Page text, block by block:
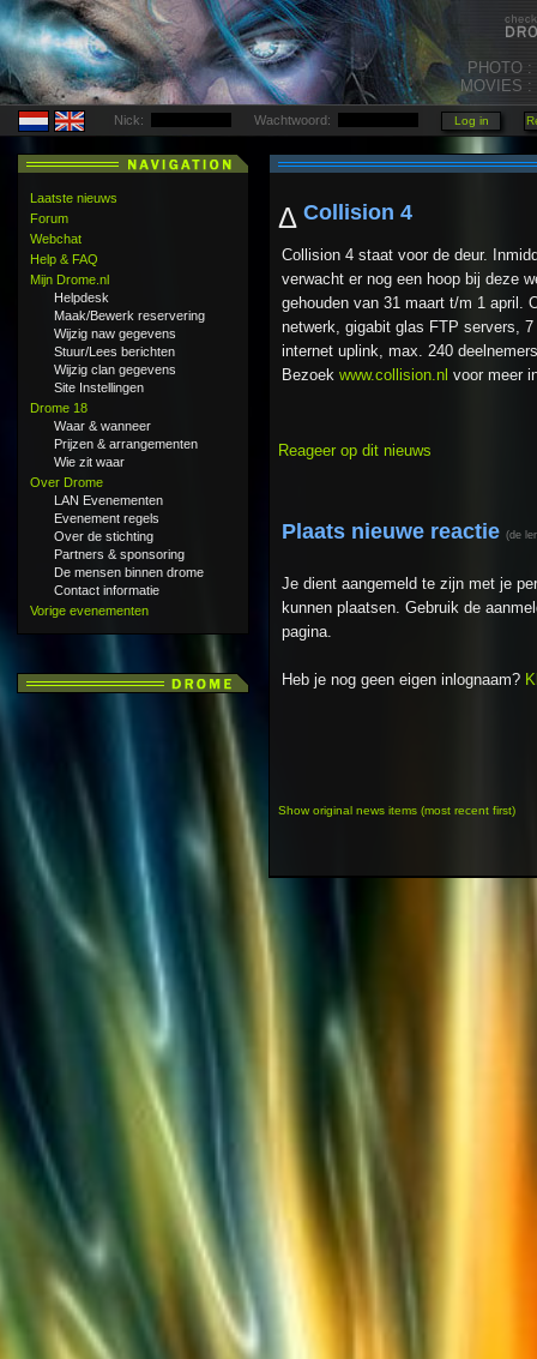
PHOTO :
MOVIES :
Nick: Wachtwoord:
Laatste nieuws
Forum
Webchat
Help & FAQ
Mijn Drome.nl
Helpdesk
Maak/Bewerk reservering
Wijzig naw gegevens
Stuur/Lees berichten
Wijzig clan gegevens
Site Instellingen
Drome 18
Waar & wanneer
Prijzen & arrangementen
Wie zit waar
Over Drome
LAN Evenementen
Evenement regels
Over de stichting
Partners & sponsoring
De mensen binnen drome
Contact informatie
Vorige evenementen
Δ Collision 4
Collision 4 staat voor de deur.
verwacht er nog een hoop bij deze
gehouden van 31 maart t/m 1 april.
netwerk, gigabit glas FTP servers,
internet uplink, max. 240
Bezoek www.collision.nl voor meer
Reageer op dit nieuws
Plaats nieuwe reactie (de
Je dient aangemeld te zijn met je
kunnen plaatsen. Gebruik de
pagina.
Heb je nog geen eigen inlognaam?
Show original news items (most recent first)